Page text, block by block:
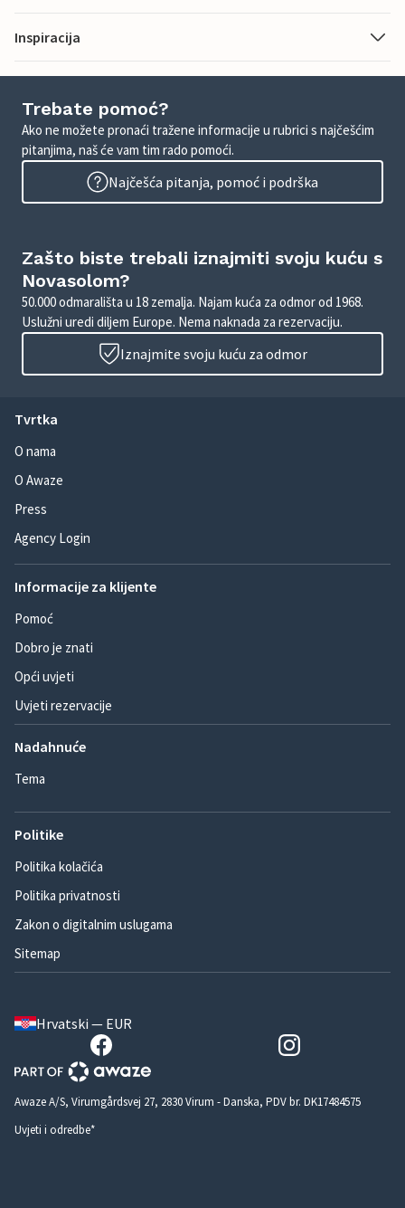
Inspiracija
Trebate pomoć?
Ako ne možete pronaći tražene informacije u rubrici s najčešćim
pitanjima, naš će vam tim rado pomoći.
Najčešća pitanja, pomoć i podrška
Zašto biste trebali iznajmiti svoju kuću s
Novasolom?
50.000 odmarališta u 18 zemalja. Najam kuća za odmor od 1968.
Uslužni uredi diljem Europe. Nema naknada za rezervaciju.
Iznajmite svoju kuću za odmor
Tvrtka
O nama
O Awaze
Press
Agency Login
Informacije za klijente
Pomoć
Dobro je znati
Opći uvjeti
Uvjeti rezervacije
Nadahnuće
Tema
Politike
Politika kolačića
Politika privatnosti
Zakon o digitalnim uslugama
Sitemap
Hrvatski — EUR
Awaze A/S, Virumgårdsvej 27, 2830 Virum - Danska, PDV br. DK17484575
Uvjeti i odredbe*